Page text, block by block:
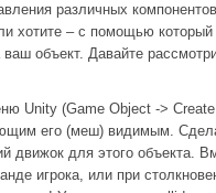
различных
хотите – с помощью
объект. Давайте
Unity (Game Object ->
его (меш) видимым.
движок для этого объекта.
игрока, или при